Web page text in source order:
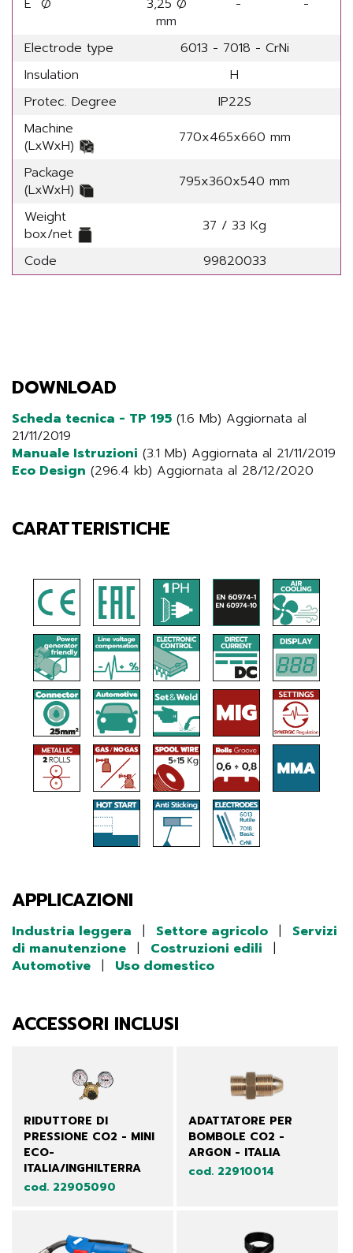
E Ø
3,25 Ø
mm
- -
Electrode type
6013 - 7018 - CrNi
Insulation
H
Protec. Degree
IP22S
Machine
(LxWxH)
770x465x660 mm
Package
(LxWxH)
795x360x540 mm
Weight
box/net
37 / 33 Kg
Code
99820033
DOWNLOAD
Scheda tecnica - TP 195 (1.6 Mb) Aggiornata al
21/11/2019
Manuale Istruzioni (3.1 Mb) Aggiornata al 21/11/2019
Eco Design (296.4 kb) Aggiornata al 28/12/2020
CARATTERISTICHE
APPLICAZIONI
Industria leggera | Settore agricolo |
Servizi
di manutenzione | Costruzioni edili
|
Automotive | Uso domestico
ACCESSORI INCLUSI
RIDUTTORE DI
PRESSIONE CO2 - MINI
ECO-
ITALIA/INGHILTERRA
cod. 22905090
ADATTATORE PER
BOMBOLE CO2 -
ARGON - ITALIA
cod. 22910014